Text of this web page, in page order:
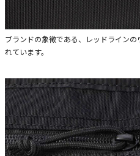
ブランドの象徴である、レッドライン
れています。